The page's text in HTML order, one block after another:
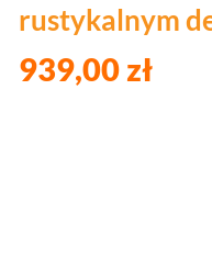
rustykalnym
939,00 zł